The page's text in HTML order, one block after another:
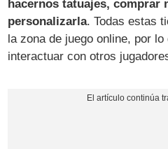
hacernos tatuajes, comprar
personalizarla. Todas estas
la zona de juego online, por
interactuar con otros